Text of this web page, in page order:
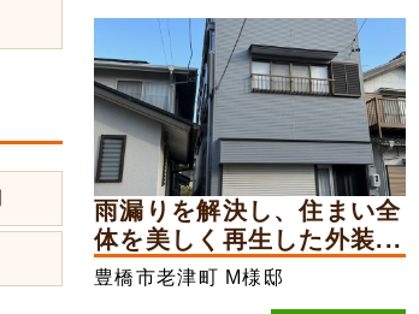
雨漏りを解決し、住まい全
体を美しく再生した外装...
豊橋市老津町 M様邸